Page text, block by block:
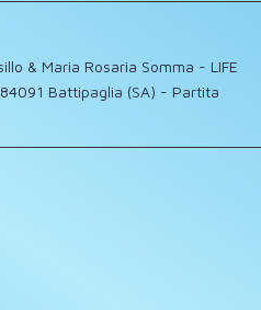
& Maria Rosaria Somma - LIFE
Battipaglia (SA) - Partita